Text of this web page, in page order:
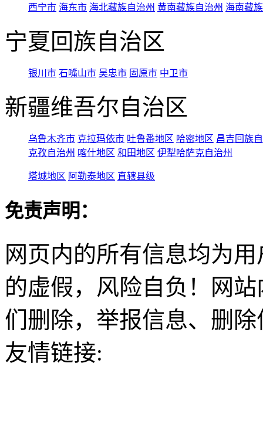
西宁市 海东市 海北藏族自治州 黄南藏族自治州 海南藏
宁夏回族自治区
银川市 石嘴山市 吴忠市 固原市 中卫市
新疆维吾尔自治区
乌鲁木齐市 克拉玛依市 吐鲁番地区 哈密地区 昌吉回族
克孜自治州 喀什地区 和田地区 伊犁哈萨克自治州
塔城地区 阿勒泰地区 直辖县级
免责声明：
网页内的所有信息均为
的虚假，风险自负！网
们删除，举报信息、删
友情链接: